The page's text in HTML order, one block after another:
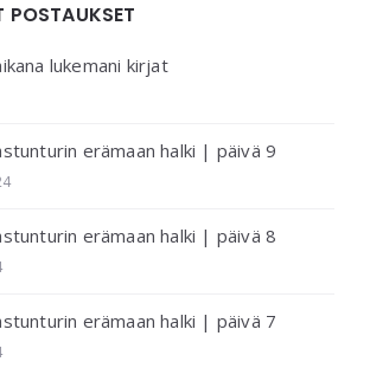
POSTAUKSET
lukemani kirjat
erämaan halki | päivä 9
erämaan halki | päivä 8
erämaan halki | päivä 7